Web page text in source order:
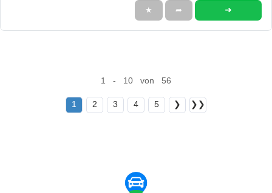
★ ➦ ➜
1 - 10 von 56
1 2 3 4 5 ❯ ❯❯